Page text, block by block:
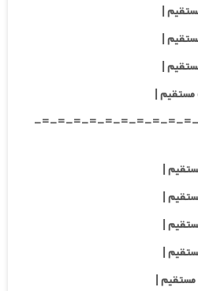
-=-=-=-=-=-=-=-=-=-